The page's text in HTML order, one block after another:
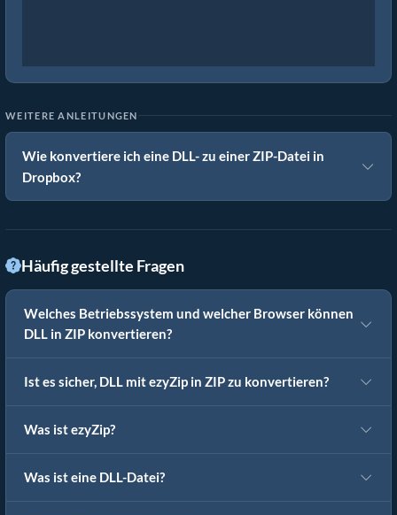
WEITERE ANLEITUNGEN
Wie konvertiere ich eine DLL- zu einer ZIP-Datei in
Dropbox?
Häufig gestellte Fragen
Welches Betriebssystem und welcher Browser können
DLL in ZIP konvertieren?
Ist es sicher, DLL mit ezyZip in ZIP zu konvertieren?
Was ist ezyZip?
Was ist eine DLL-Datei?